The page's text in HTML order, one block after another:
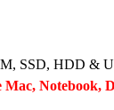
SSD, HDD &
Notebook,